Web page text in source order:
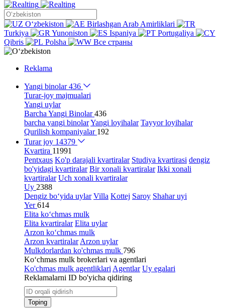
Oʻzbekiston
Birlashgan Arab Amirliklari
Turkiya
Yunoniston Ispaniya
Portugaliya
Qibris
Polsha Все страны
Reklama
Yangi binolar436
Turar-joy majmualari
Yangi uylar
Barcha Yangi Binolar436
barcha yangi binolarYangi loyihalar Tayyor loyihalar
Qurilish kompaniyalar 192
Turar joy 14379
Kvartira 11991
Pentxaus Ko'p darajali kvartiralar Studiya kvartirasi dengiz
bo'yidagi kvartiralar Bir xonali kvartiralar Ikki xonali
kvartiralar Uch xonali kvartiralar
Uy 2388
Dengiz bo‘yida uylar Villa Kottej Saroy Shahar uyi
Yer614
Elita ko‘chmas mulk
Elita kvartiralar Elita uylar
Arzon ko‘chmas mulk
Arzon kvartiralar Arzon uylar
Mulkdorlardan ko'chmas mulk 796
Ko‘chmas mulk brokerlari va agentlari
Ko'chmas mulk agentliklari Agentlar Uy egalari
Reklamalarni ID bo'yicha qidiring
Toping